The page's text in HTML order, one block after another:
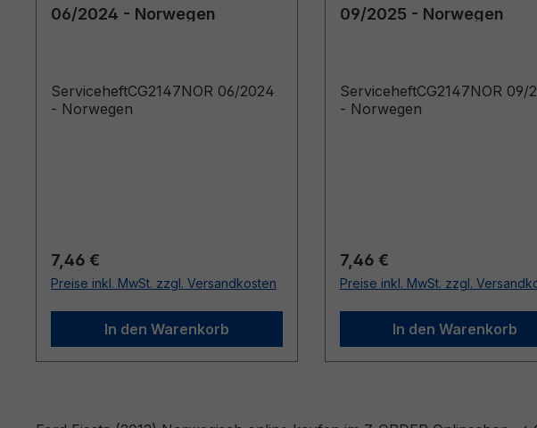
06/2024 - Norwegen
ServiceheftCG2147NOR 06/2024
- Norwegen
Regulärer Preis:
7,46 €
Preise inkl. MwSt. zzgl. Versandkosten
In den Warenkorb
09/2025 - Norwegen
ServiceheftCG2147NOR 09/
- Norwegen
Regulärer Preis:
7,46 €
Preise inkl. MwSt. zzgl.
In den Warenkorb